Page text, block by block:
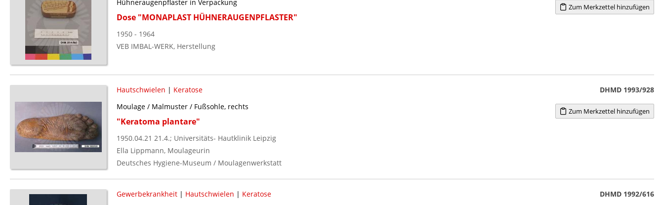
Hühneraugenpflaster in Verpackung
Dose "MONAPLAST HÜHNERAUGENPFLASTER"
1950 - 1964
VEB IMBAL-WERK, Herstellung
Zum Merkzettel hinzufügen
Hautschwielen | Keratose
Moulage / Malmuster / Fußsohle, rechts
"Keratoma plantare"
1950.04.21 21.4.; Universitäts- Hautklinik Leipzig
Ella Lippmann, Moulageurin
Deutsches Hygiene-Museum / Moulagenwerkstatt
DHMD 1993/928
Zum Merkzettel hinzufügen
Gewerbekrankheit| Hautschwielen | Keratose
DHMD 1992/616